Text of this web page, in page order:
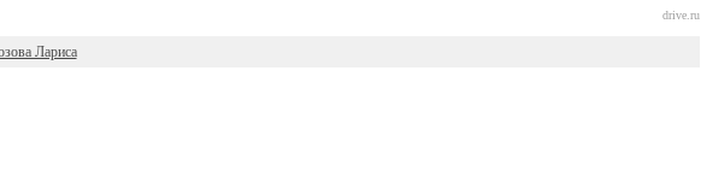
drive.ru
Лариса